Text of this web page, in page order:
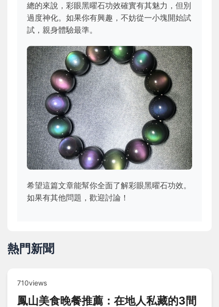
總的來說，彩眼黑曜石功效確實有其魅力，但別
過度神化。如果你有興趣，不妨從一小塊開始試
試，親身體驗最準。
希望這篇文章能幫你全面了解彩眼黑曜石功效。
如果有其他問題，歡迎討論！
熱門新聞
710views
鳳山美食晚餐推薦：在地人私藏的3間